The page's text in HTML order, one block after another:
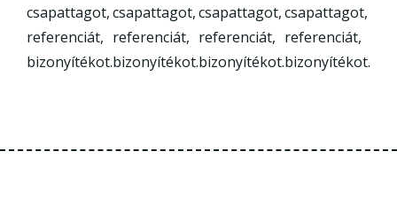
csapattagot,
referenciát,
bizonyítékot.
csapattagot,
referenciát,
bizonyítékot.
csapattagot,
referenciát,
bizonyítékot.
csapattagot,
referenciát,
bizonyítékot.